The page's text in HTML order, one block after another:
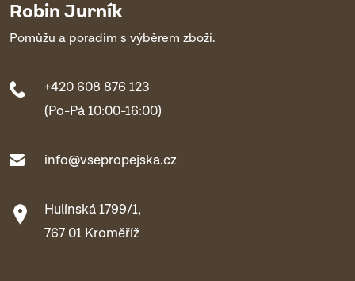
Robin Jurník
Pomůžu a poradím s výběrem zboží.
+420 608 876 123
(Po-Pá 10:00-16:00)
info@vsepropejska.cz
Hulínská 1799/1,
767 01 Kroměříž